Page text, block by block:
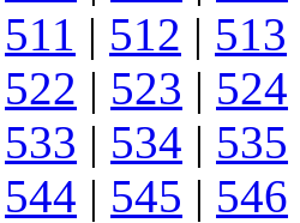
511 | 512 | 513
522 | 523 | 524
533 | 534 | 535
544 | 545 | 546